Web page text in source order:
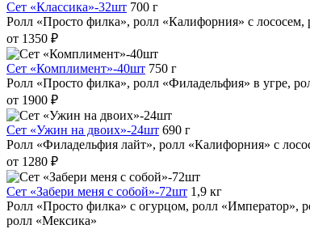
Сет «Классика»-32шт 700 г
Ролл «Просто филка», ролл «Калифорния» с
от 1350 ₽
Сет «Комплимент»-40шт 750 г
Ролл «Просто филка», ролл «Филадельфия» в угре,
от 1900 ₽
Сет «Ужин на двоих»-24шт 690 г
Ролл «Филадельфия лайт», ролл «Калифорния» с
от 1280 ₽
Сет «Забери меня с собой»-72шт 1,9 кг
Ролл «Просто филка» с огурцом, ролл «Император»,
ролл «Мексика»